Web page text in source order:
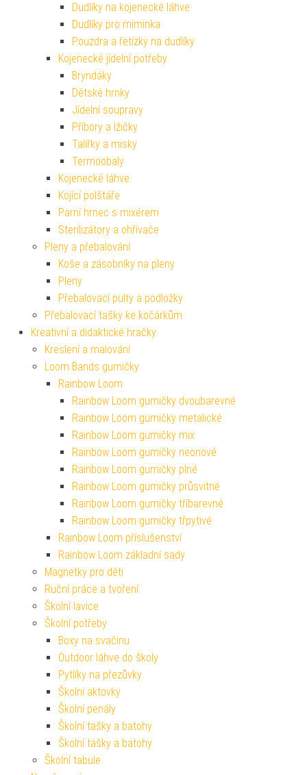
Dudlíky na kojenecké láhve
Dudlíky pro miminka
Pouzdra a řetízky na dudlíky
Kojenecké jídelní potřeby
Bryndáky
Dětské hrnky
Jídelní soupravy
Příbory a lžičky
Talířky a misky
Termoobaly
Kojenecké láhve
Kojící polštáře
Parní hrnec s mixérem
Sterilizátory a ohřívače
Pleny a přebalování
Koše a zásobníky na pleny
Pleny
Přebalovací pulty a podložky
Přebalovací tašky ke kočárkům
Kreativní a didaktické hračky
Kreslení a malování
Loom Bands gumičky
Rainbow Loom
Rainbow Loom gumičky dvoubarevné
Rainbow Loom gumičky metalické
Rainbow Loom gumičky mix
Rainbow Loom gumičky neonové
Rainbow Loom gumičky plné
Rainbow Loom gumičky průsvitné
Rainbow Loom gumičky tříbarevné
Rainbow Loom gumičky třpytivé
Rainbow Loom příslušenství
Rainbow Loom základní sady
Magnetky pro děti
Ruční práce a tvoření
Školní lavice
Školní potřeby
Boxy na svačinu
Outdoor láhve do školy
Pytlíky na přezůvky
Školní aktovky
Školní penály
Školní tašky a batohy
Školní tašky a batohy
Školní tabule